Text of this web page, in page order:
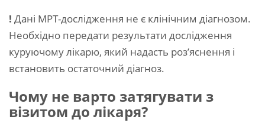
! Дані МРТ-дослідження не є клінічним діагнозом.
Необхідно передати результати дослідження
куруючому лікарю, який надасть роз’яснення і
встановить остаточний діагноз.
Чому не варто затягувати з
візитом до лікаря?